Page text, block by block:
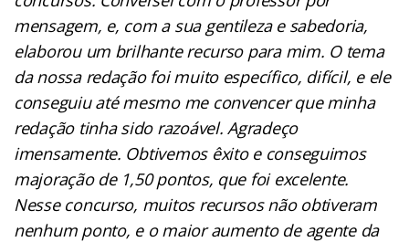
mensagem, e, com a sua gentileza e sabedoria,
elaborou um brilhante recurso para mim. O tema
da nossa redação foi muito específico, difícil, e ele
conseguiu até mesmo me convencer que minha
redação tinha sido razoável. Agradeço
imensamente. Obtivemos êxito e conseguimos
majoração de 1,50 pontos, que foi excelente.
Nesse concurso, muitos recursos não obtiveram
nenhum ponto, e o maior aumento de agente da